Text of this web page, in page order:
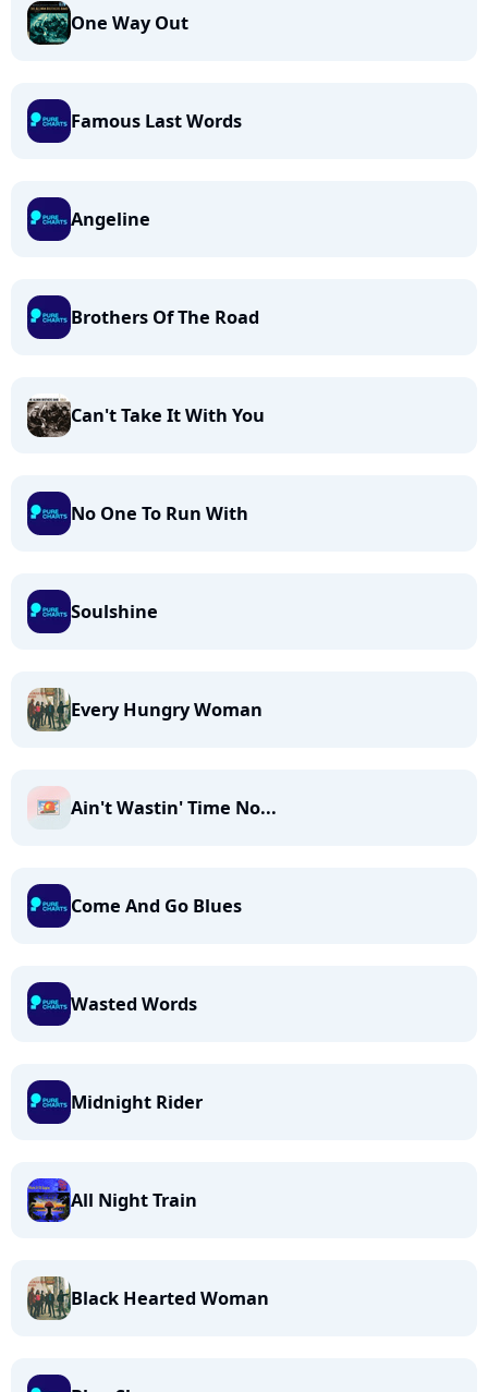
One Way Out
Famous Last Words
Angeline
Brothers Of The Road
Can't Take It With You
No One To Run With
Soulshine
Every Hungry Woman
Ain't Wastin' Time No...
Come And Go Blues
Wasted Words
Midnight Rider
All Night Train
Black Hearted Woman